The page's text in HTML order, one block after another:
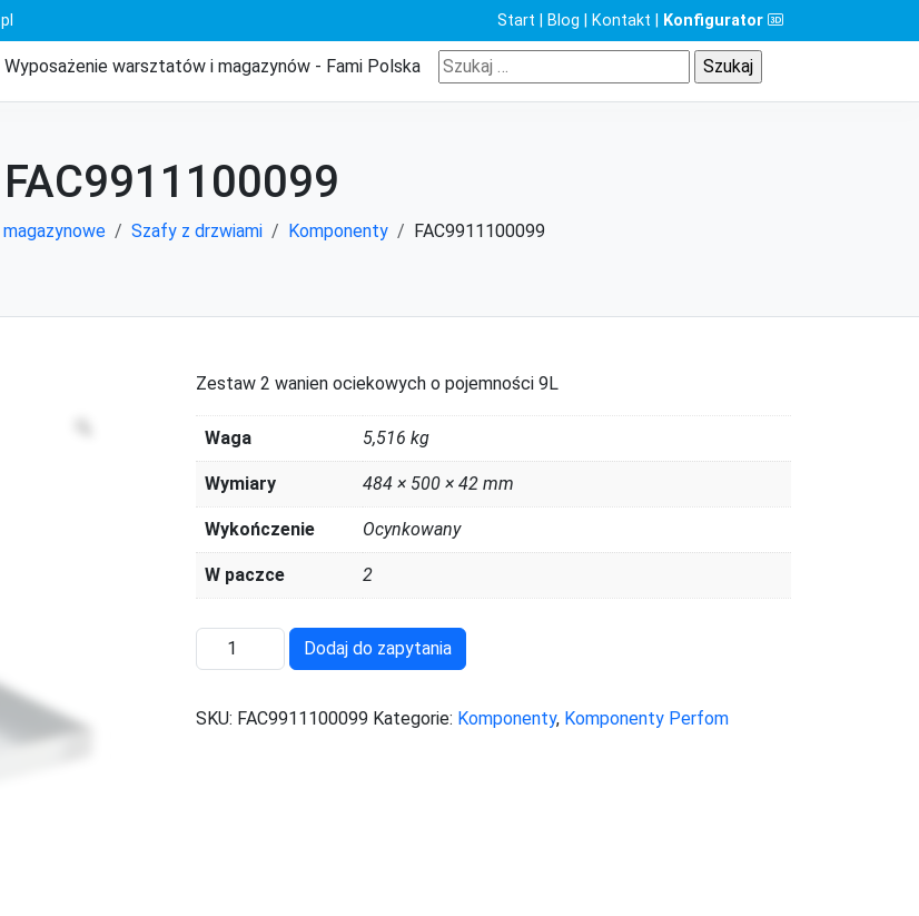
Start Blog Kontakt Konfigurator
Wyposażenie warsztatów i magazynów - Fami Polska Szukaj:
FAC9911100099
Szafy z drzwiami Komponenty FAC9911100099
Zestaw 2 wanien ociekowych o pojemności 9L
Waga 5,516 kg
Wymiary 484 × 500 × 42 mm
Wykończenie Ocynkowany
W paczce 2
ilość
FAC9911100099
Dodaj do zapytania
SKU: FAC9911100099 Kategorie: Komponenty, Komponenty Perfom